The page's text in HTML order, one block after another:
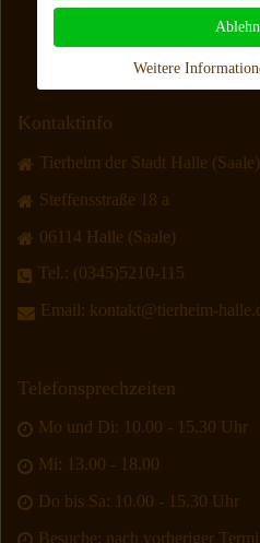
Kontaktinfo
Tierheim der Stadt Halle (Saale)
Steffensstraße 18 a
06114 Halle (Saale)
Tel.: (0345)5210-115
Email: kontakt@tierheim-
Telefonsprechzeiten
Mo und Di: 10.00 - 15.30 Uhr
Mi: 13.00 - 18.00
Do bis Sa: 10.00 - 15.30 Uhr
Besuche: nach vorheriger
Weitere